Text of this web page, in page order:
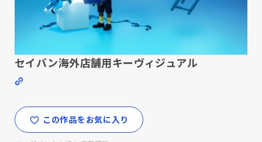
セイバン海外店舗用キーヴィジュアル
この作品をお気に入り